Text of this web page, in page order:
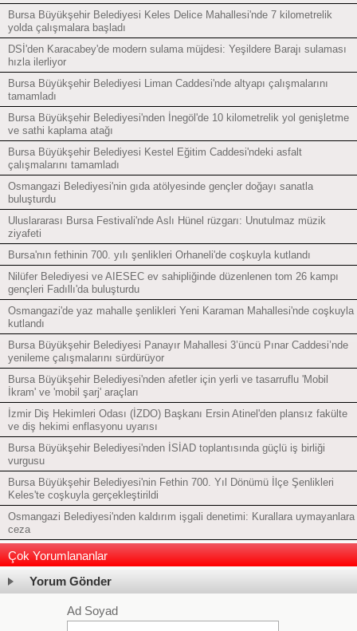
Bursa Büyükşehir Belediyesi Keles Delice Mahallesi'nde 7 kilometrelik
yolda çalışmalara başladı
DSİ'den Karacabey'de modern sulama müjdesi: Yeşildere Barajı sulaması
hızla ilerliyor
Bursa Büyükşehir Belediyesi Liman Caddesi'nde altyapı çalışmalarını
tamamladı
Bursa Büyükşehir Belediyesi'nden İnegöl'de 10 kilometrelik yol genişletme
ve sathi kaplama atağı
Bursa Büyükşehir Belediyesi Kestel Eğitim Caddesi'ndeki asfalt
çalışmalarını tamamladı
Osmangazi Belediyesi'nin gıda atölyesinde gençler doğayı sanatla
buluşturdu
Uluslararası Bursa Festivali'nde Aslı Hünel rüzgarı: Unutulmaz müzik
ziyafeti
Bursa'nın fethinin 700. yılı şenlikleri Orhaneli'de coşkuyla kutlandı
Nilüfer Belediyesi ve AIESEC ev sahipliğinde düzenlenen tom 26 kampı
gençleri Fadıllı'da buluşturdu
Osmangazi'de yaz mahalle şenlikleri Yeni Karaman Mahallesi'nde coşkuyla
kutlandı
Bursa Büyükşehir Belediyesi Panayır Mahallesi 3’üncü Pınar Caddesi’nde
yenileme çalışmalarını sürdürüyor
Bursa Büyükşehir Belediyesi'nden afetler için yerli ve tasarruflu 'Mobil
İkram' ve 'mobil şarj' araçları
İzmir Diş Hekimleri Odası (İZDO) Başkanı Ersin Atinel'den plansız fakülte
ve diş hekimi enflasyonu uyarısı
Bursa Büyükşehir Belediyesi'nden İSİAD toplantısında güçlü iş birliği
vurgusu
Bursa Büyükşehir Belediyesi'nin Fethin 700. Yıl Dönümü İlçe Şenlikleri
Keles'te coşkuyla gerçekleştirildi
Osmangazi Belediyesi'nden kaldırım işgali denetimi: Kurallara uymayanlara
ceza
Çok Yorumlananlar
Yorum Gönder
Ad Soyad